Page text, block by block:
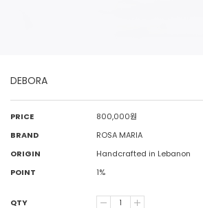
DEBORA
PRICE 800,000원
BRAND
ROSA MARIA
ORIGIN
Handcrafted in Lebanon
POINT
1%
QTY